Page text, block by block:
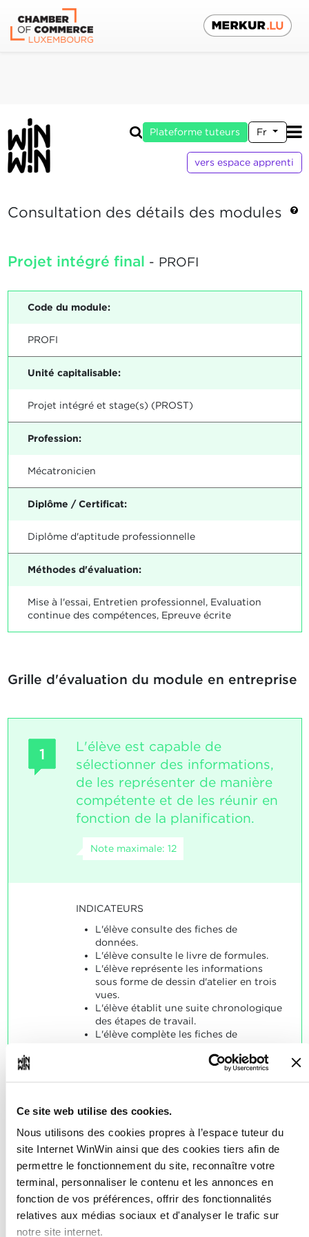
Ce site web utilise des cookies.
Nous utilisons des cookies propres à l’espace tuteur du
site Internet WinWin ainsi que des cookies tiers afin de
permettre le fonctionnement du site, reconnaître votre
terminal, personnaliser le contenu et les annonces en
fonction de vos préférences, offrir des fonctionnalités
relatives aux médias sociaux et d'analyser le trafic sur
notre site internet.
Plateforme tuteurs Fr
vers espace apprenti
Consultation des détails des modules
Projet intégré final - PROFI
Code du module:
PROFI
Unité capitalisable:
Projet intégré et stage(s) (PROST)
Profession:
Mécatronicien
Diplôme / Certificat:
Diplôme d'aptitude professionnelle
Méthodes d'évaluation:
Mise à l'essai, Entretien professionnel, Evaluation
continue des compétences, Epreuve écrite
Grille d'évaluation du module en entreprise
1
L'élève est capable de
sélectionner des informations,
de les représenter de manière
compétente et de les réunir en
fonction de la planification.
Note maximale: 12
INDICATEURS
L'élève consulte des fiches de
données.
L'élève consulte le livre de formules.
L'élève représente les informations
sous forme de dessin d'atelier en trois
vues.
L'élève établit une suite chronologique
des étapes de travail.
L'élève complète les fiches de
aux énoncés typiques dans le contexte
2
L'élève est capable de
fabriquer des pièces détachées